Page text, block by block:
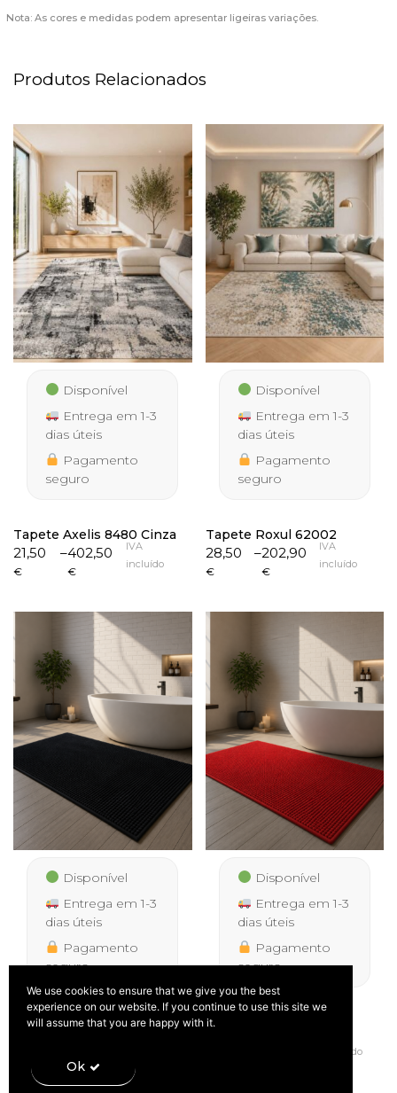
Nota: As cores e medidas podem apresentar ligeiras variações.
Produtos Relacionados
Disponível
Entrega em 1-3
dias úteis
Pagamento
seguro
Tapete Axelis 8480 Cinza
21,50
€
–402,50
€
Price
range:
IVA
incluído
Disponível
Entrega em 1-3
dias úteis
Pagamento
seguro
Tapete Roxul 62002
28,50
€
–202,90
€
Price
range:
IVA
incluído
Disponível
Entrega em 1-3
dias úteis
Pagamento
seguro
Tapete de Banho Soft
26,50
range:
Disponível
Entrega em 1-3
dias úteis
Pagamento
seguro
Tapete de Banho Soft
IVA incluído
We use cookies to ensure that we give you the best
experience on our website. If you continue to use this site we
will assume that you are happy with it.
Ok